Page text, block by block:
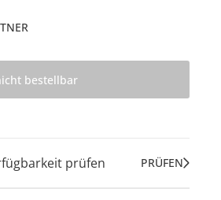
bestellbar
prüfen PRÜFEN